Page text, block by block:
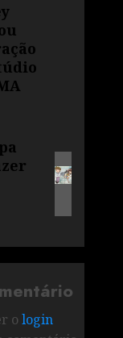
o login